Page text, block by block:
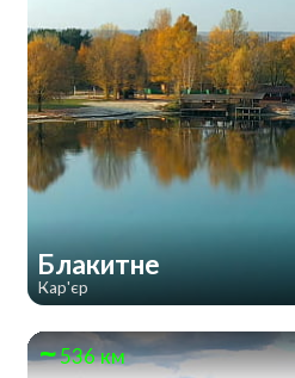
Блакитне
Кар'єр
536 км